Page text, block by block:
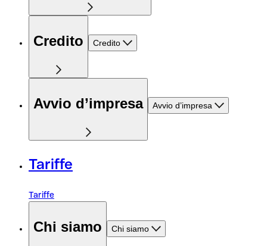
Credito Credito
Avvio d’impresa Avvio d’impresa
Tariffe
Tariffe
Chi siamo Chi siamo